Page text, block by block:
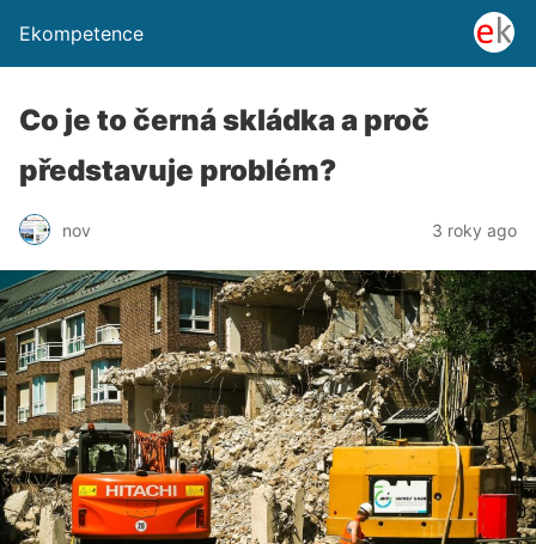
Ekompetence
Co je to černá skládka a proč
představuje problém?
nov 3 roky ago